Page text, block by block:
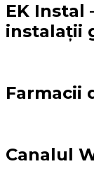
EK Instal
instalații
Farmacii
Canalul